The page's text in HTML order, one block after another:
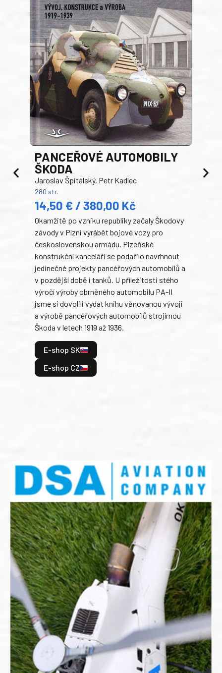
PANCEŘOVÉ AUTOMOBILY
ŠKODA
Jaroslav Špitálský, Petr Kadlec
280 str.
14,50 € / 380,00 Kč
Okamžitě po vzniku republiky začaly Škodovy
závody v Plzni vyrábět bojové vozy pro
československou armádu. Plzeňské
konstrukční kanceláři se podařilo navrhnout
jedinečné projekty pancéřových automobilů a
v pozdější době i tanků. U příležitosti stého
výročí výroby obrněného automobilu PA-II
jsme si dovolili vydat knihu věnovanou vývoji
a výrobě pancéřových automobilů strojírnou
Škoda v letech 1919 až 1936.
E-shop SK
E-shop CZ